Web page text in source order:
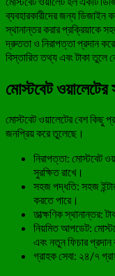
ব্যবহারকারীদের জন্য ডিজাইন
স্থানান্তর করার প্রক্রিয়াকে
দ্রুততা ও নিরাপত্তা প্রদান
বিস্তারিত তথ্য এবং টাকা তুলে
মোস্টবেট ওয়ালেটের
মোস্টবেট ওয়ালেটের বেশ কিছু
জনপ্রিয় করে তুলেছে।
নিরাপত্তা: মোস্টবেট
সুরক্ষিত রাখে।
সহজ পদ্ধতি: সহজ
করতে পারে।
তাত্ক্ষণিক স্থানান্তর:
নিয়মিত আপডেট:
এবং নতুন ফিচার প্রদান
গ্রাহক সেবা: ২৪/৭